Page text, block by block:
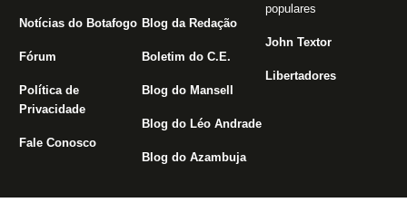
Notícias do Botafogo
Fórum
Política de
Privacidade
Fale Conosco
Blog da Redação
Boletim do C.E.
Blog do Mansell
Blog do Léo Andrade
Blog do Azambuja
populares
John Textor
Libertadores